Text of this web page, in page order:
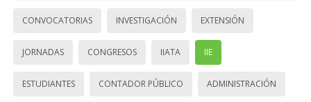
CONVOCATORIAS INVESTIGACIÓN EXTENSIÓN
JORNADAS CONGRESOS IIATA IIE
ESTUDIANTES CONTADOR PÚBLICO ADMINISTRACIÓN